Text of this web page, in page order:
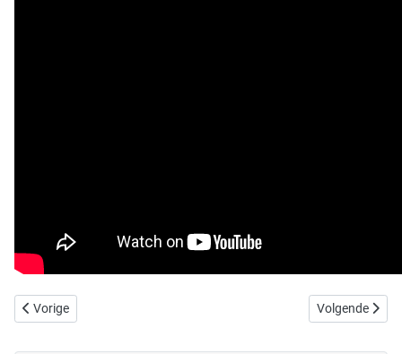
Vorig artikel: Pool - 200 meter Obstacle Swim
Vorige Volgende
Volgende